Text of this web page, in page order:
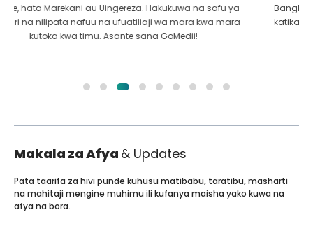
Bangladesh hadi India kutibiwa. Tulifanya chaguo sahihi
katika kuchagua GoMedii. Wao hata baada ya matibabu
huweka dhamana kubwa na sisi
Makala za Afya & Updates
Pata taarifa za hivi punde kuhusu matibabu, taratibu, masharti
na mahitaji mengine muhimu ili kufanya maisha yako kuwa na
afya na bora.